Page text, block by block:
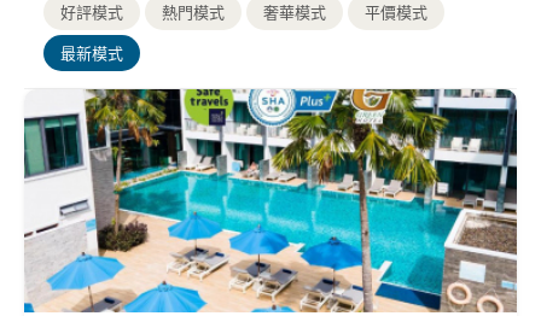
帳號
好評模式 熱門模式 奢華模式 平價模式
最新模式